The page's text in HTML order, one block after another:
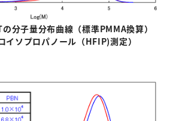
の分子量分布曲線（標準PMMA換算）
イソプロパノール（HFIP)測定）